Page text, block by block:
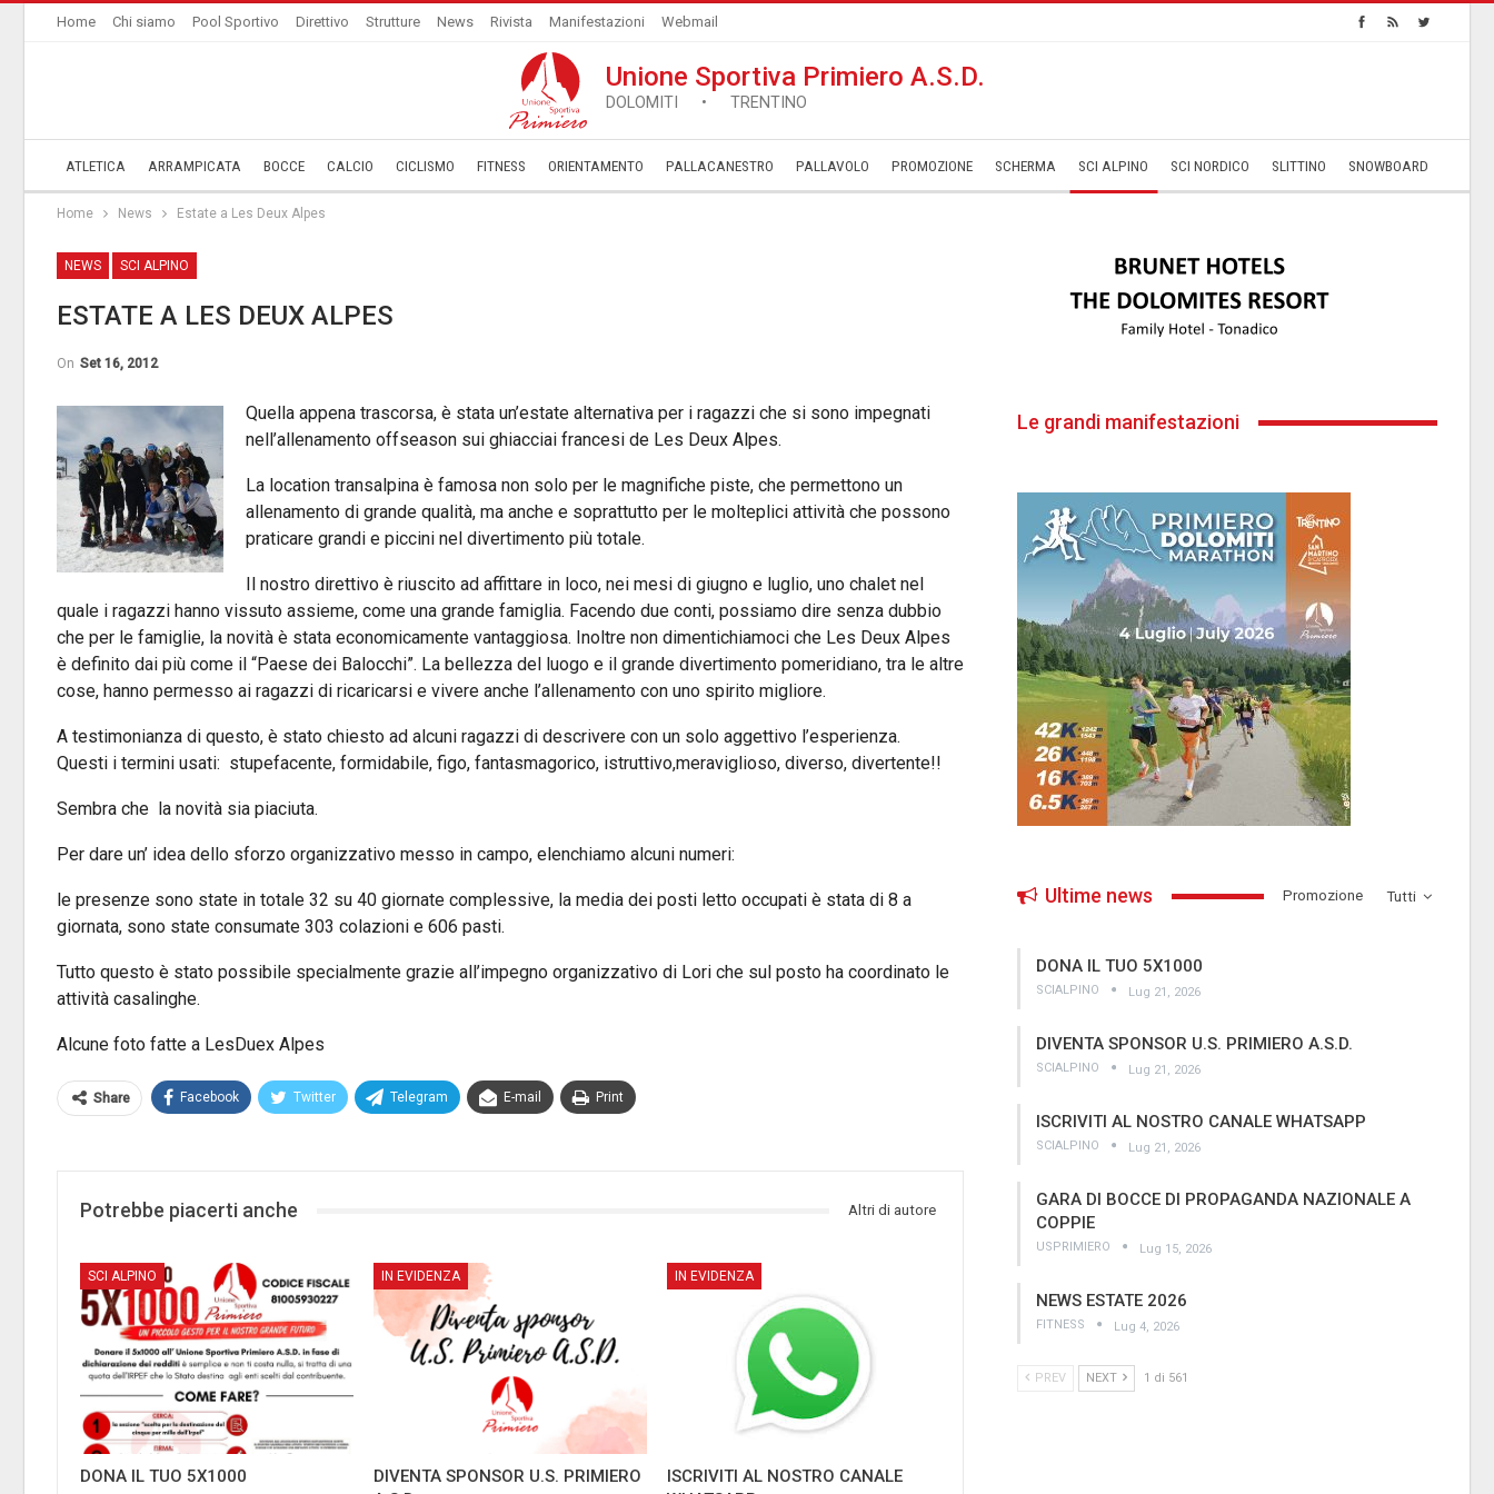
Home Chi siamo Pool Sportivo Direttivo Strutture News Rivista Manifestazioni Webmail
Unione Sportiva Primiero A.S.D.
DOLOMITI • TRENTINO
ATLETICA ARRAMPICATA BOCCE CALCIO CICLISMO FITNESS ORIENTAMENTO PALLACANESTRO PALLAVOLO ­PROMOZIONE SCHERMA SCI ALPINO SCI NORDICO SLITTINO SNOWBOARD
Home News Estate a Les Deux Alpes
NEWS SCI ALPINO
ESTATE A LES DEUX ALPES
On Set 16, 2012
Quella appena trascorsa, è stata un’estate alternativa per i ragazzi che si sono impegnati
nell’allenamento offseason sui ghiacciai francesi de Les Deux Alpes.
La location transalpina è famosa non solo per le magnifiche piste, che permettono un
allenamento di grande qualità, ma anche e soprattutto per le molteplici attività che possono
praticare grandi e piccini nel divertimento più totale.
Il nostro direttivo è riuscito ad affittare in loco, nei mesi di giugno e luglio, uno chalet nel
quale i ragazzi hanno vissuto assieme, come una grande famiglia. Facendo due conti, possiamo dire senza dubbio
che per le famiglie, la novità è stata economicamente vantaggiosa. Inoltre non dimentichiamoci che Les Deux Alpes
è definito dai più come il “Paese dei Balocchi”. La bellezza del luogo e il grande divertimento pomeridiano, tra le altre
cose, hanno permesso ai ragazzi di ricaricarsi e vivere anche l’allenamento con uno spirito migliore.
A testimonianza di questo, è stato chiesto ad alcuni ragazzi di descrivere con un solo aggettivo l’esperienza.
Questi i termini usati: stupefacente, formidabile, figo, fantasmagorico, istruttivo,meraviglioso, diverso, divertente!!
Sembra che la novità sia piaciuta.
Per dare un’ idea dello sforzo organizzativo messo in campo, elenchiamo alcuni numeri:
le presenze sono state in totale 32 su 40 giornate complessive, la media dei posti letto occupati è stata di 8 a
giornata, sono state consumate 303 colazioni e 606 pasti.
Tutto questo è stato possibile specialmente grazie all’impegno organizzativo di Lori che sul posto ha coordinato le
attività casalinghe.
Alcune foto fatte a LesDuex Alpes
Share Facebook Twitter Telegram E-mail Print
Potrebbe piacerti anche Altri di autore
SCI ALPINO
DONA IL TUO 5X1000
IN EVIDENZA
DIVENTA SPONSOR U.S. PRIMIERO
IN EVIDENZA
ISCRIVITI AL NOSTRO CANALE
Le grandi manifestazioni
Tutti
Ultime news ­Promozione
DONA IL TUO 5X1000
SCIALPINO Lug 21, 2026
DIVENTA SPONSOR U.S. PRIMIERO A.S.D.
SCIALPINO Lug 21, 2026
ISCRIVITI AL NOSTRO CANALE WHATSAPP
SCIALPINO Lug 21, 2026
GARA DI BOCCE DI PROPAGANDA NAZIONALE A
COPPIE
USPRIMIERO Lug 15, 2026
NEWS ESTATE 2026
FITNESS Lug 4, 2026
PREV NEXT 1 di 561